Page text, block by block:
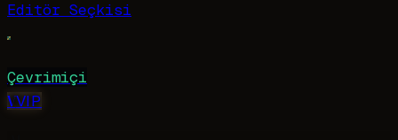
Editör Seçkisi
Çevrimiçi
VVIP